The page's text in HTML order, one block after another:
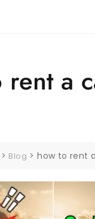
rent a
> Blog >how to rent